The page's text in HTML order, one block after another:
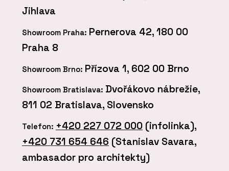
Jihlava
Showroom Praha: Pernerova 42, 180 00
Praha 8
Showroom Brno: Přízova 1, 602 00 Brno
Showroom Bratislava: Dvořákovo nábrežie,
811 02 Bratislava, Slovensko
Telefon: +420 227 072 000 (infolinka),
+420 731 654 646 (Stanislav Savara,
ambasador pro architekty)